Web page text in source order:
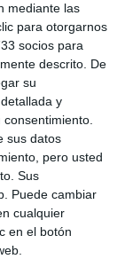
mediante las
para otorgarnos
socios para
descrito. De
su
y
sus datos
pero usted
Sus
Puede cambiar
cualquier
en el botón